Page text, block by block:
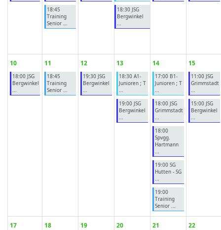
18:45
Training
Senior ...
18:30 JSG
Bergwinkel
...
10
18:00 JSG
Bergwinkel
...
11
18:45
Training
Senior ...
12
19:30 JSG
Bergwinkel
...
13
18:30 A1-
Junioren ; T
...
19:00 JSG
Bergwinkel
...
14
17:00 B1-
Junioren ; T
...
18:00 JSG
Grimmstadt
...
18:00
Spvgg.
Hartmann
...
19:00 SG
Hutten - SG
...
19:00
Training
Senior ...
15
11:00 JSG
Grimmstadt
...
15:00 JSG
Bergwinkel
...
17 18 19 20 21 22